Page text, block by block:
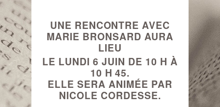
UNE RENCONTRE AVEC
MARIE BRONSARD AURA
LIEU
LE LUNDI 6 JUIN DE 10 H À
10 H 45.
ELLE SERA ANIMÉE PAR
NICOLE CORDESSE.